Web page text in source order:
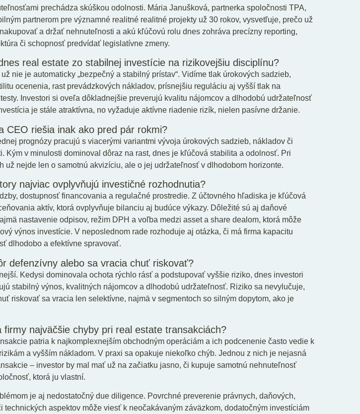
prechádza skúškou odolnosti. Mária Janušková, partnerka spoločnosti TPA,
partnerom pre významné realitné realitné projekty už 30 rokov, vysvetľuje, prečo už
a držať nehnuteľnosti a akú kľúčovú rolu dnes zohráva precízny reporting,
či schopnosť predvídať legislatívne zmeny.
real estate zo stabilnej investície na rizikovejšiu disciplínu?
nie je automaticky „bezpečný a stabilný prístav“. Vidíme tlak úrokových sadzieb,
ocenenia, rast prevádzkových nákladov, prísnejšiu reguláciu aj vyšší tlak na
Investori si oveľa dôkladnejšie preverujú kvalitu nájomcov a dlhodobú udržateľnosť
je stále atraktívna, no vyžaduje aktívne riadenie rizík, nielen pasívne držanie.
CEO riešia inak ako pred pár rokmi?
prognózy pracujú s viacerými variantmi vývoja úrokových sadzieb, nákladov či
Kým v minulosti dominoval dôraz na rast, dnes je kľúčová stabilita a odolnosť. Pri
už nejde len o samotnú akvizíciu, ale o jej udržateľnosť v dlhodobom horizonte.
najviac ovplyvňujú investičné rozhodnutia?
dostupnosť financovania a regulačné prostredie. Z účtovného hľadiska je kľúčová
aktív, ktorá ovplyvňuje bilanciu aj budúce výkazy. Dôležité sú aj daňové
nastavenie odpisov, režim DPH a voľba medzi asset a share dealom, ktorá môže
výnos investície. V neposlednom rade rozhoduje aj otázka, či má firma kapacitu
dlhodobo a efektívne spravovať.
defenzívny alebo sa vracia chuť riskovať?
Kedysi dominovala ochota rýchlo rásť a podstupovať vyššie riziko, dnes investori
stabilný výnos, kvalitných nájomcov a dlhodobú udržateľnosť. Riziko sa nevylučuje,
riskovať sa vracia len selektívne, najmä v segmentoch so silným dopytom, ako je
firmy najväčšie chyby pri real estate transakciách?
patria k najkomplexnejším obchodným operáciám a ich podcenenie často vedie k
a vyšším nákladom. V praxi sa opakuje niekoľko chýb. Jednou z nich je nejasná
– investor by mal mať už na začiatku jasno, či kupuje samotnú nehnuteľnosť
ktorá ju vlastní.
je aj nedostatočný due diligence. Povrchné preverenie právnych, daňových,
technických aspektov môže viesť k neočakávaným záväzkom, dodatočným investíciám